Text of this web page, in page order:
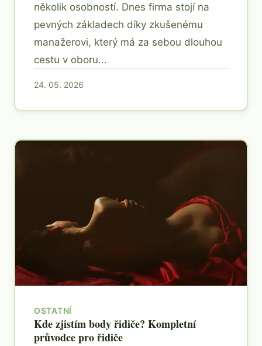
několik osobností. Dnes firma stojí na
pevných základech díky zkušenému
manažerovi, který má za sebou dlouhou
cestu v oboru...
24. 05. 2026
OSTATNÍ
Kde zjistím body řidiče? Kompletní
průvodce pro řidiče